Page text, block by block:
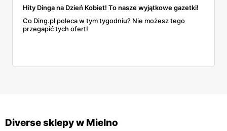
Hity Dinga na Dzień Kobiet! To nasze wyjątkowe gazetki!
Co Ding.pl poleca w tym tygodniu? Nie możesz tego
przegapić tych ofert!
Diverse sklepy w Mielno